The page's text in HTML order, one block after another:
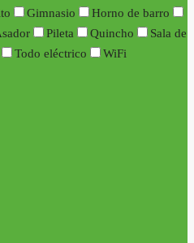
Gimnasio
Horno de barro
Pileta Quincho
Sala de
Todo eléctrico WiFi